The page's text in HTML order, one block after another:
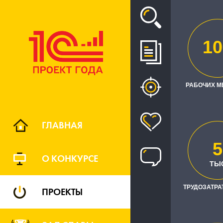
ГЛАВНАЯ
О КОНКУРСЕ
ПРОЕКТЫ
Проект
ПЕРЕХОД
РАБОЧИХ
5